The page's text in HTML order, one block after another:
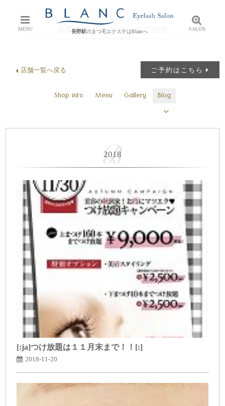
MENU 長野駅のまつ毛エクステはBlancへ SALON
長野東口店のスタッフブログ
ご予約はこちら
店舗一覧へ戻る
Shop info Menu Gallery Blog
2018
[:ja]つけ放題は１１月末まで！！[:]
2018-11-20